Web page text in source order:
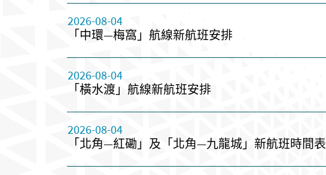
2026-08-04
「中環—梅窩」航線新航班安排
2026-08-04
「橫水渡」航線新航班安排
2026-08-04
「北角—紅磡」及「北角—九龍城」新航班時間表